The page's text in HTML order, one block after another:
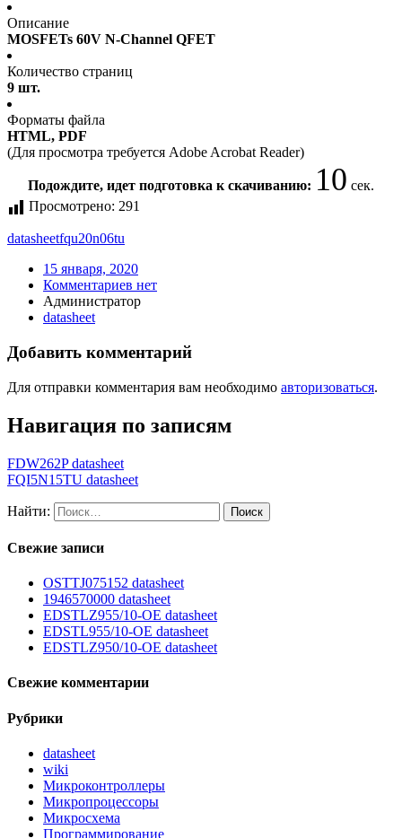
Описание
MOSFETs 60V N-Channel QFET
Количество страниц
9 шт.
Форматы файла
HTML, PDF
(Для просмотра требуется Adobe Acrobat Reader)
Подождите, идет подготовка к скачиванию: 10 сек.
Просмотрено: 291
datasheetfqu20n06tu
15 января, 2020
Комментариев нет
Администратор
datasheet
Добавить комментарий
Для отправки комментария вам необходимо авторизоваться.
Навигация по записям
FDW262P datasheet
FQI5N15TU datasheet
Найти:
Свежие записи
OSTTJ075152 datasheet
1946570000 datasheet
EDSTLZ955/10-OE datasheet
EDSTL955/10-OE datasheet
EDSTLZ950/10-OE datasheet
Свежие комментарии
Рубрики
datasheet
wiki
Микроконтроллеры
Микропроцессоры
Микросхема
Программирование